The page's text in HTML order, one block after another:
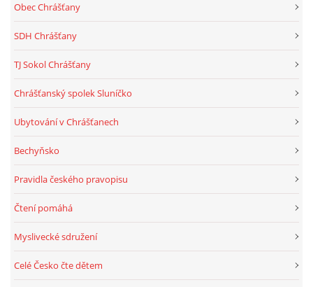
Obec Chrášťany
SDH Chrášťany
TJ Sokol Chrášťany
Chrášťanský spolek Sluníčko
Ubytování v Chrášťanech
Bechyňsko
Pravidla českého pravopisu
Čtení pomáhá
Myslivecké sdružení
Celé Česko čte dětem